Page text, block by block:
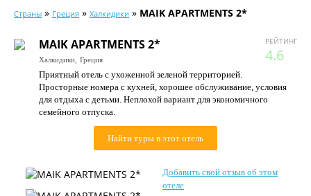
Календарь туров
Цены дня
Страны
Как купить
Контакты
Страны » Греция » Халкидики » MAIK APARTMENTS 2*
РЕЙТИНГ
4.6
MAIK APARTMENTS 2*
Халкидики, Греция
Приятный отель с ухоженной зеленой территорией.
Просторные номера с кухней, хорошее обслуживание, условия
для отдыха с детьми. Неплохой вариант для экономичного
семейного отпуска.
Найти туры в этот отель
Добавить свой отзыв об этом
отеле